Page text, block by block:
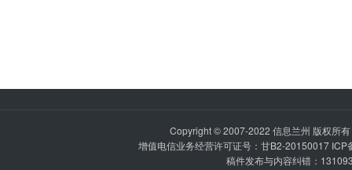
Copyright © 2007-2022 信息兰州 版权所
增值电信业务经营许可证号：甘B2-20150017 ICP
稿件发布与内容纠错：